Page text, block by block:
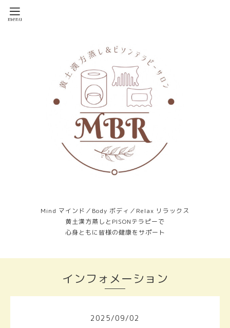
Mind マインド／Body ボディ／Relax リラックス
黄土漢方蒸しとPISONテラピーで
心身ともに皆様の健康をサポート
インフォメーション
2025/09/02